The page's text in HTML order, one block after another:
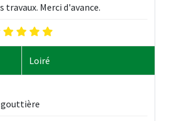
travaux. Merci d'avance.
Loiré